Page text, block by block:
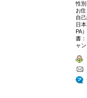
性別
お
自己
日
PA
書
ャン